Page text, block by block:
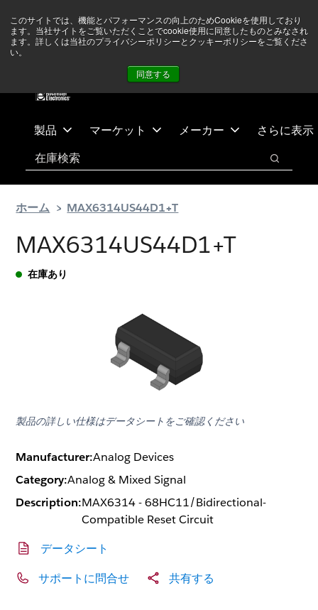
このサイトでは、機能とパフォーマンスの向上のためCookieを使用しており
ます。当社サイトをご覧いただくことでcookie使用に同意したものとみなされ
ます。詳しくは当社のプライバシーポリシーとクッキーポリシーをご覧くださ
い。
同意する
テ
ス
ありません 詳しい情報はこちら➜
製品 マーケット メーカー さらに表示
検索
検索
ホーム MAX6314US44D1+T
MAX6314US44D1+T
在庫あり
製品の詳しい仕様はデータシートをご確認ください
Manufacturer:Analog Devices
Category:Analog & Mixed Signal
Description:MAX6314 - 68HC11/Bidirectional-
Compatible Reset Circuit
データシート
サポートに問合せ 共有する